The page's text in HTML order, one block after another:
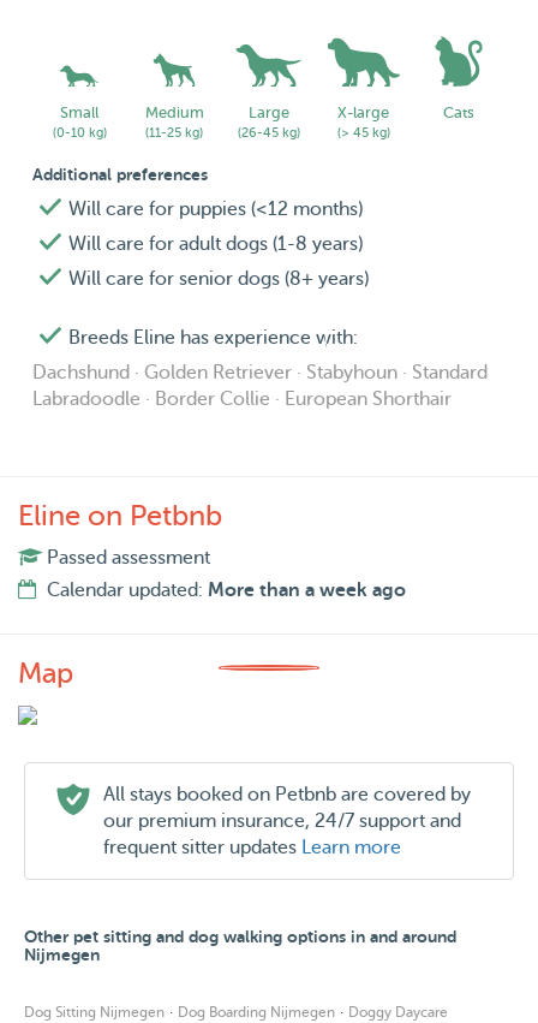
Small
(0-10 kg)
Medium
(11-25 kg)
Large
(26-45 kg)
X-large
(> 45 kg)
Cats
Additional preferences
Will care for puppies (<12 months)
Will care for adult dogs (1-8 years)
Will care for senior dogs (8+ years)
Breeds Eline has experience with:
Dachshund · Golden Retriever · Stabyhoun · Standard
Labradoodle · Border Collie · European Shorthair
Eline on Petbnb
Passed assessment
Calendar updated: More than a week ago
Map
All stays booked on Petbnb are covered by
our premium insurance, 24/7 support and
frequent sitter updates Learn more
Other pet sitting and dog walking options in and around
Nijmegen
Dog Sitting Nijmegen · Dog Boarding Nijmegen · Doggy Daycare